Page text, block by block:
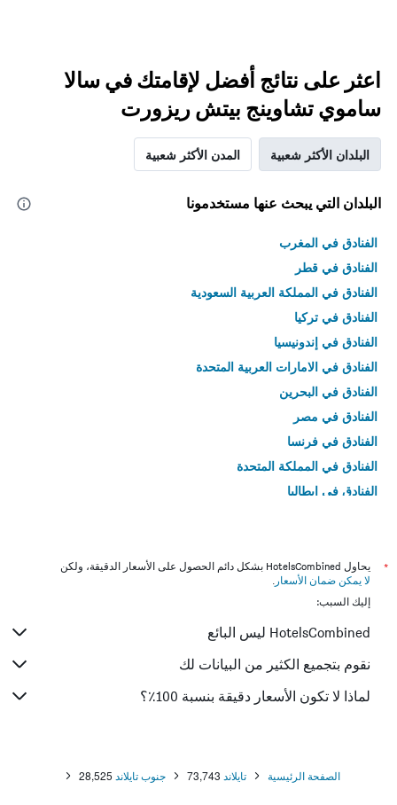
اعثر على نتائج أفضل لإقامتك في سالا
ساموي تشاوينج بيتش ريزورت
البلدان الأكثر شعبية المدن الأكثر شعبية
البلدان التي يبحث عنها مستخدمونا
الفنادق في المغرب
الفنادق في قطر
الفنادق في المملكة العربية السعودية
الفنادق في تركيا
الفنادق في إندونيسيا
الفنادق في الامارات العربية المتحدة
الفنادق في البحرين
الفنادق في مصر
الفنادق في فرنسا
الفنادق في المملكة المتحدة
الفنادق في إيطاليا
*
يحاول HotelsCombined بشكل دائم الحصول على الأسعار الدقيقة، ولكن
لا يمكن ضمان الأسعار .
إليك السبب:
HotelsCombined ليس البائع
نقوم بتجميع الكثير من البيانات لك
لماذا لا تكون الأسعار دقيقة بنسبة 100٪؟
الصفحة الرئيسية تايلاند 73,743 جنوب تايلاند 28,525